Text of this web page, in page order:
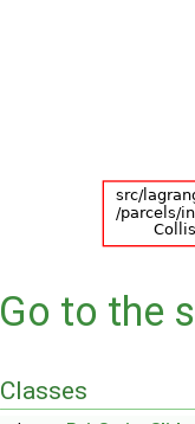
Go to the
Classes